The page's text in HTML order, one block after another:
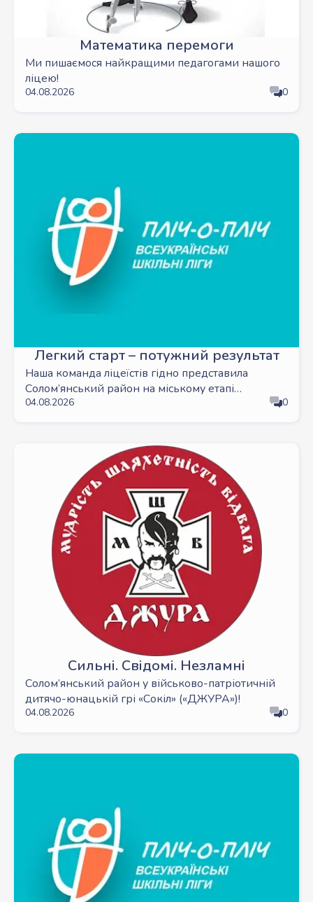
Математика перемоги
Ми пишаємося найкращими педагогами нашого
ліцею!
04.08.2026 0
Легкий старт – потужний результат
Наша команда ліцеїстів гідно представила
Солом’янський район на міському етапі
Всеукраїнських шкільних змагань серед учнів
04.08.2026 0
Сильні. Свідомі. Незламні
Солом’янський район у військово-патріотичній
дитячо-юнацькій грі «Сокіл» («ДЖУРА»)!
04.08.2026 0